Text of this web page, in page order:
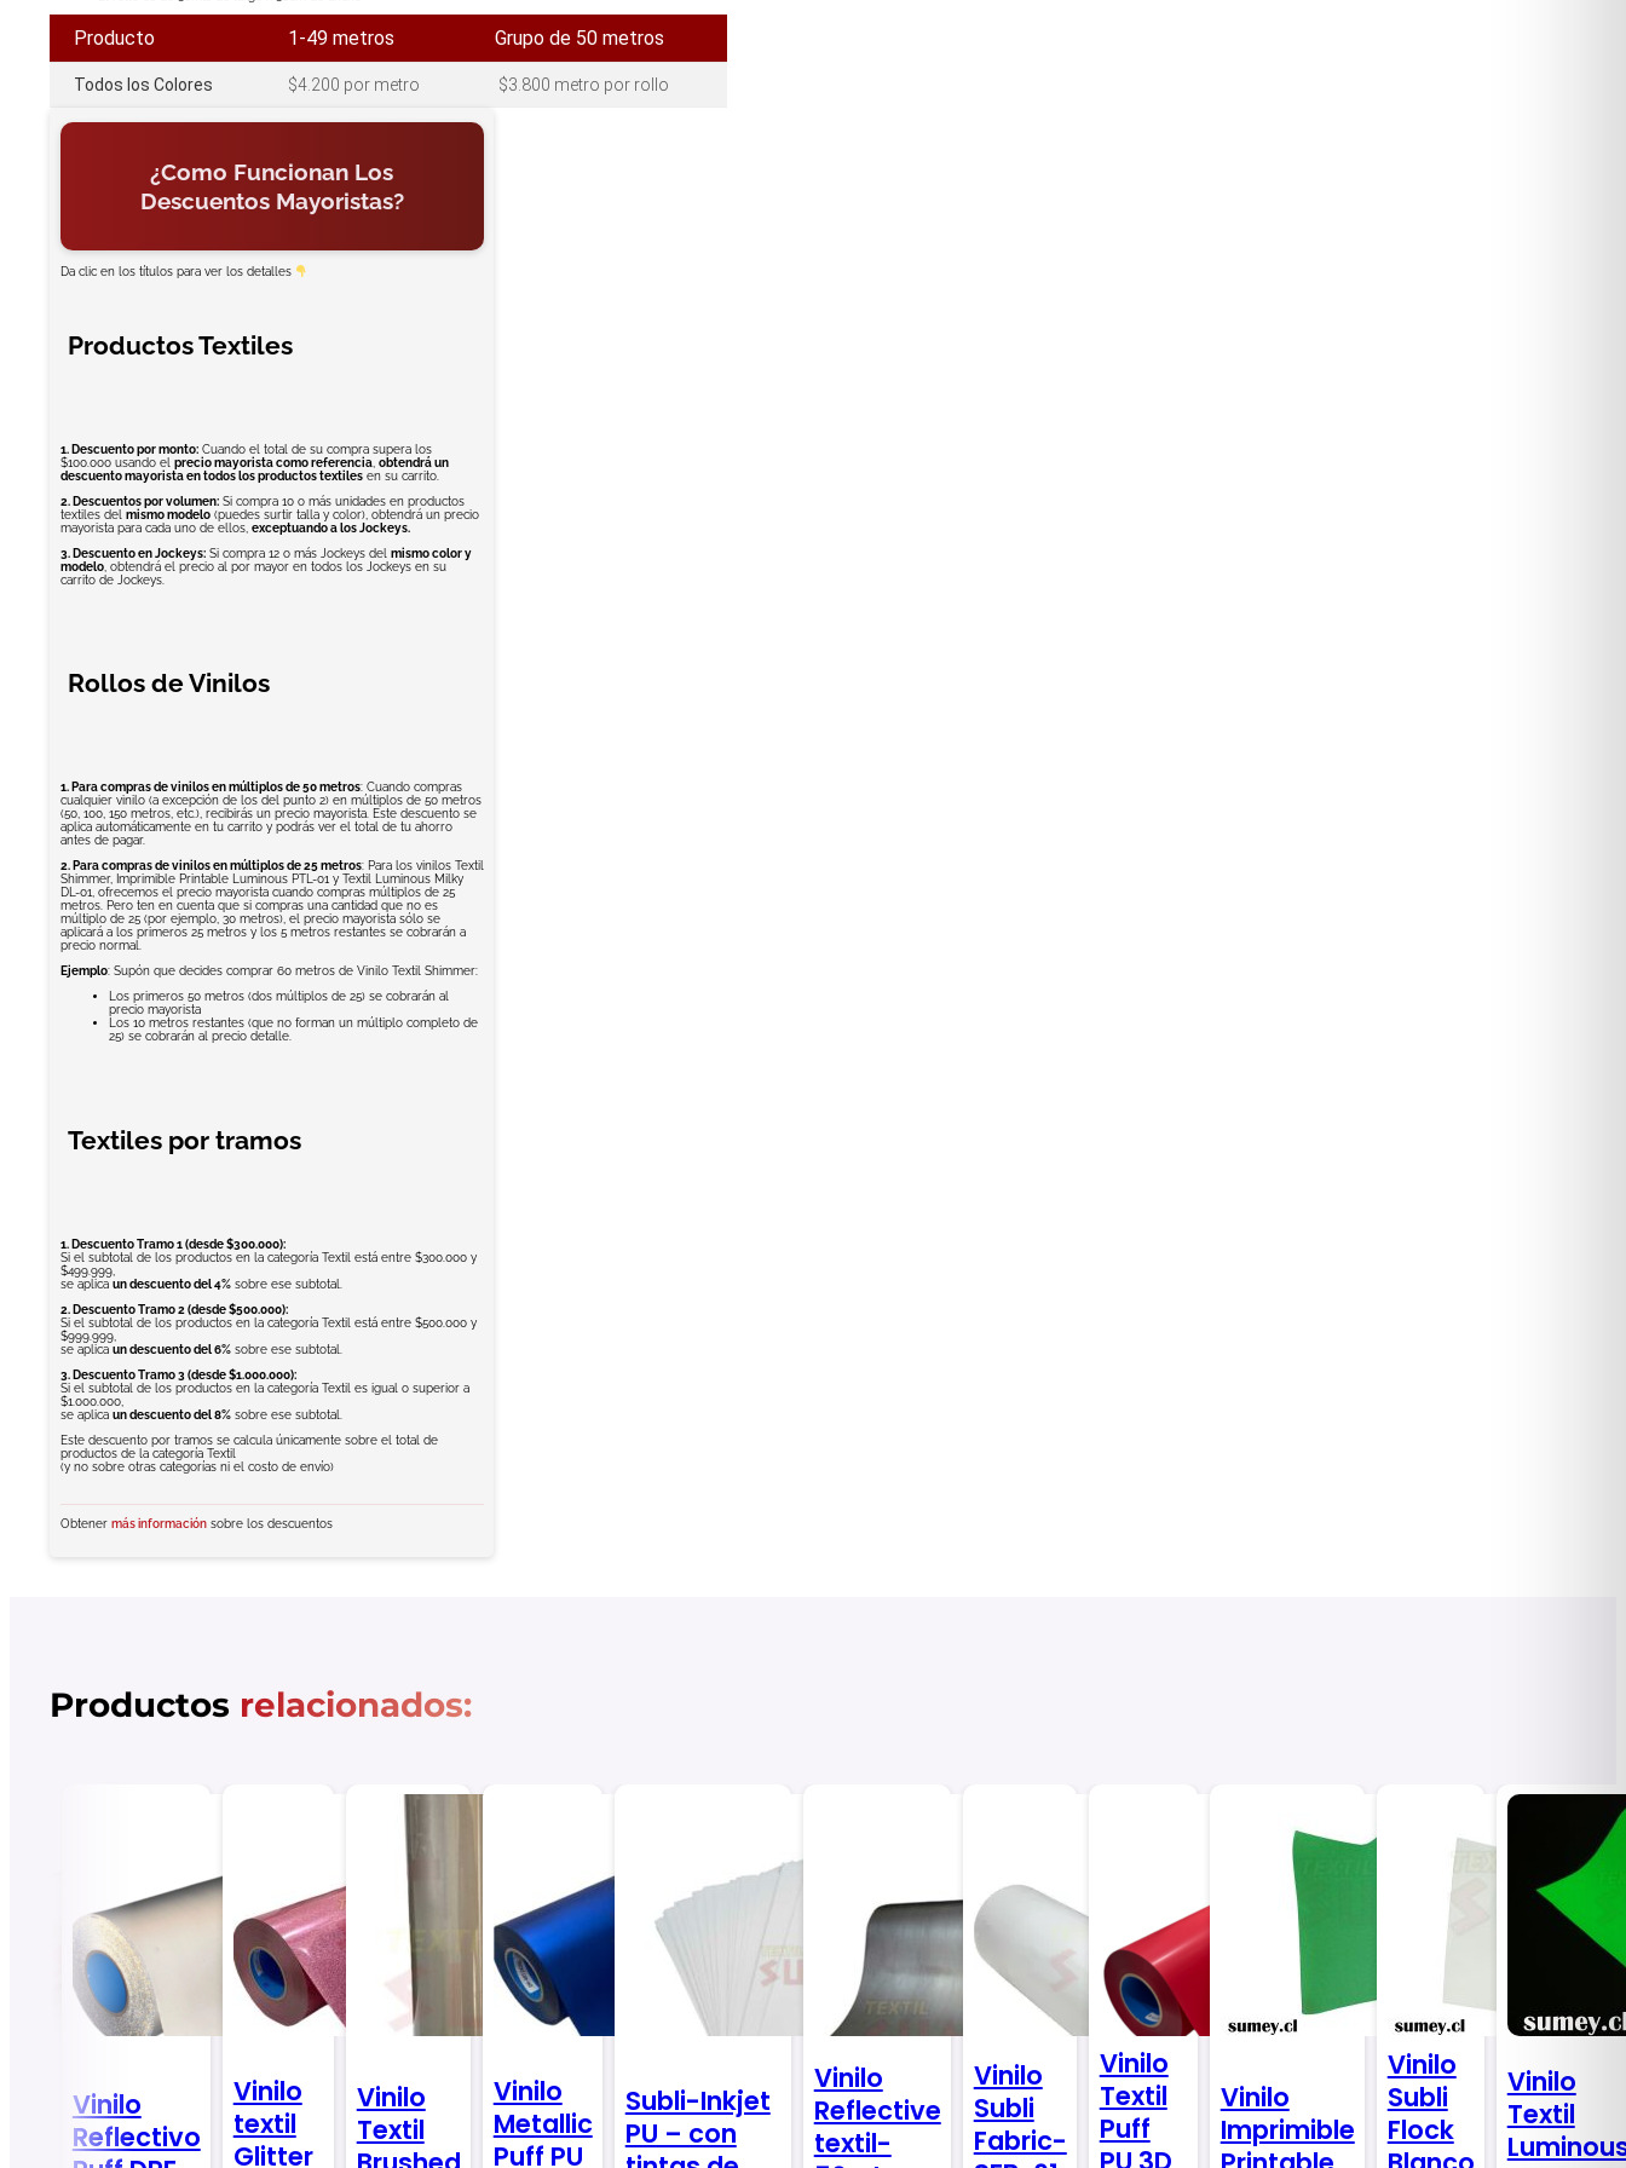
Producto 1-49 metros Grupo de 50 metros
Todos los Colores $4.200 por metro $3.800 metro por rollo
¿Como Funcionan Los
Descuentos Mayoristas?
Da clic en los títulos para ver los detalles
Productos Textiles
1. Descuento por monto:Cuando el total de su compra supera los
$100.000 usando el precio mayorista como referencia, obtendrá un
descuento mayorista en todos los productos textilesen su carrito.
2. Descuentos por volumen:Si compra 10 o más unidades en productos
textiles del mismo modelo(puedes surtir talla y color), obtendrá un precio
mayorista para cada uno de ellos, exceptuando a los Jockeys.
3. Descuento en Jockeys:Si compra 12 o más Jockeys del mismo color y
modelo, obtendrá el precio al por mayor en todos los Jockeys en su
carrito de Jockeys.
Rollos de Vinilos
1. Para compras de vinilos en múltiplos de 50 metros: Cuando compras
cualquier vinilo (a excepción de los del punto 2) en múltiplos de 50 metros
(50, 100, 150 metros, etc.), recibirás un precio mayorista. Este descuento se
aplica automáticamente en tu carrito y podrás ver el total de tu ahorro
antes de pagar.
2. Para compras de vinilos en múltiplos de 25 metros: Para los vinilos Textil
Shimmer, Imprimible Printable Luminous PTL-01 y Textil Luminous Milky
DL-01, ofrecemos el precio mayorista cuando compras múltiplos de 25
metros. Pero ten en cuenta que si compras una cantidad que no es
múltiplo de 25 (por ejemplo, 30 metros), el precio mayorista sólo se
aplicará a los primeros 25 metros y los 5 metros restantes se cobrarán a
precio normal.
Ejemplo: Supón que decides comprar 60 metros de Vinilo Textil Shimmer:
Los primeros 50 metros (dos múltiplos de 25) se cobrarán al
precio mayorista
Los 10 metros restantes (que no forman un múltiplo completo de
25) se cobrarán al precio detalle.
Textiles por tramos
1. Descuento Tramo 1 (desde $300.000):
Si el subtotal de los productos en la categoría Textil está entre $300.000 y
$499.999,
se aplica un descuento del 4%sobre ese subtotal.
2. Descuento Tramo 2 (desde $500.000):
Si el subtotal de los productos en la categoría Textil está entre $500.000 y
$999.999,
se aplica un descuento del 6%sobre ese subtotal.
3. Descuento Tramo 3 (desde $1.000.000):
Si el subtotal de los productos en la categoría Textil es igual o superior a
$1.000.000,
se aplica un descuento del 8%sobre ese subtotal.
Este descuento por tramos se calcula únicamente sobre el total de
productos de la categoría Textil
(y no sobre otras categorías ni el costo de envío)
Obtener más informaciónsobre los descuentos
Productos relacionados:
Vinilo
Reflectivo
Vinilo
textil
Glitter
Vinilo
Textil
Vinilo
Metallic
Puff PU
Subli-Inkjet
PU – con
Vinilo
Reflective
textil-
Vinilo
Subli
Fabric-
Vinilo
Textil
Puff
PU 3D
Vinilo
Imprimible
Vinilo
Subli
Flock
Vinilo
Textil